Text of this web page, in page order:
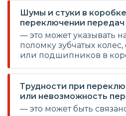
Шумы и стуки в
переключении передач
— это может указывать
поломку зубчатых
или подшипников в
Трудности при
или невозможность
— это может быть